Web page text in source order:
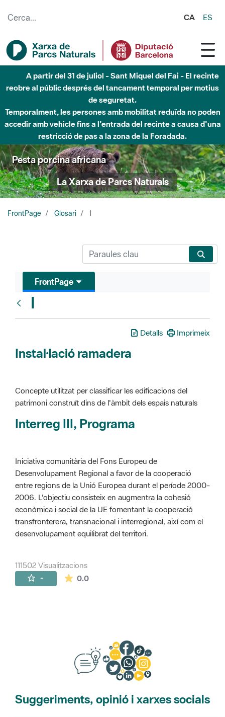
CA ES
A partir del 31 de juliol - Sant Miquel del Fai - El recinte
reobre al públic després del tancament temporal per motius
de seguretat.
Temporalment, les persones amb mobilitat reduïda no poden
accedir amb vehicle fins a l'entrada del recinte a causa d'una
restricció de pas a la zona de la Foradada.
Pesta porcina africana
La Xarxa de Parcs Naturals
FrontPage Glosari
FrontPage
I
Detalls Imprimeix
Instal·lació ramadera
Concepte utilitzat per classificar les edificacions del
patrimoni construït dins de l'àmbit dels espais naturals
Interreg III, Programa
Iniciativa comunitària del Fons Europeu de
Desenvolupament Regional a favor de la cooperació
entre regions de la Unió Europea durant el període 2000-
2006. L'objectiu consisteix en augmentra la cohesió
econòmica i social de la UE fomentant la cooperació
transfronterera, transnacional i interregional, així com el
desenvolupament equilibrat del territori.
111502 Visualitzacions
- 0.0La mitjana de les valoracions és de 0
Suggeriments, opinió i xarxes socials